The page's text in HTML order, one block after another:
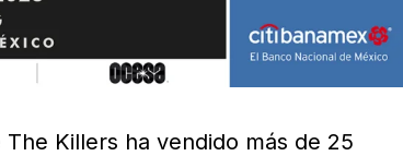
Killers ha vendido más de 25